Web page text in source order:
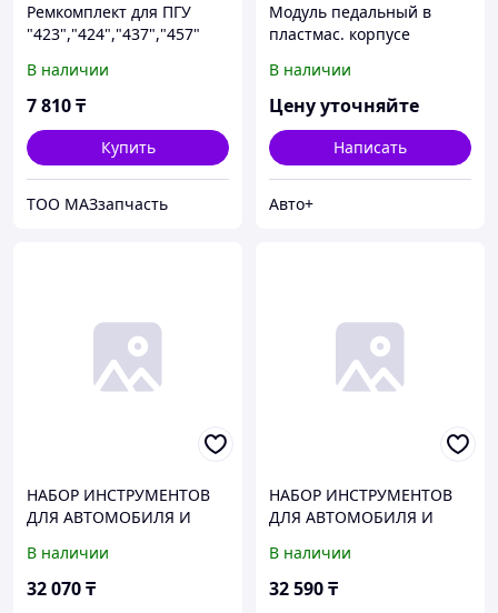
Ремкомплект для ПГУ
"423","424","437","457"
МАЗ (970 051 961 2);
HTFR961, шт
В наличии
7 810₸
Купить
ТОО МАЗзапчасть
Модуль педальный в
пластмас. корпусе
ЯМЗ, модуль педальный в
пластмас. корпусе
В наличии
Цену уточняйте
Написать
Авто+
НАБОР ИНСТРУМЕНТОВ
ДЛЯ АВТОМОБИЛЯ И
ПРЕДМЕТОВ PRO
БЕЛАВТОКОМПЛЕКТ
В наличии
32 070₸
НАБОР ИНСТРУМЕНТОВ
ДЛЯ АВТОМОБИЛЯ И
ПРЕДМЕТА PRO
БЕЛАВТОКОМПЛЕКТ
В наличии
32 590₸